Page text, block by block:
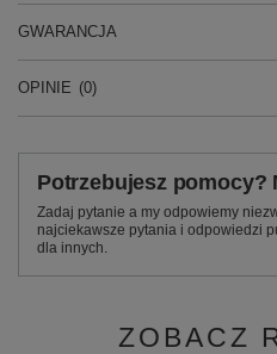
GWARANCJA
OPINIE (0)
Potrzebujesz pomocy?
Zadaj pytanie a my odpowiemy
najciekawsze pytania i odpowiedzi
dla innych.
ZOBACZ